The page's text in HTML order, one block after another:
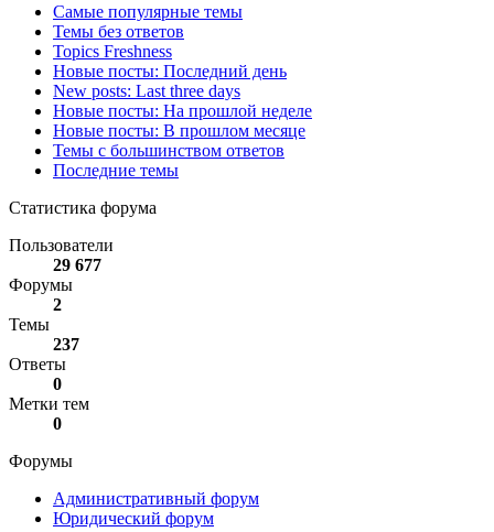
Самые популярные темы
Темы без ответов
Topics Freshness
Новые посты: Последний день
New posts: Last three days
Новые посты: На прошлой неделе
Новые посты: В прошлом месяце
Темы с большинством ответов
Последние темы
Статистика форума
Пользователи
29 677
Форумы
2
Темы
237
Ответы
0
Метки тем
0
Форумы
Административный форум
Юридический форум